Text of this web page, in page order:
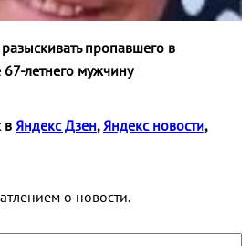
пропавшего в
летнего мужчину
в Яндекс Дзен,Яндекс новости,
о новости.